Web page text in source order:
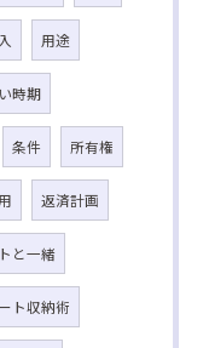
用途
時期
条件 所有権
返済計画
と一緒
ト収納術